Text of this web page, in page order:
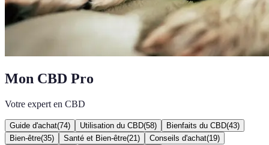
Mon CBD Pro
Votre expert en CBD
Guide d'achat(74) Utilisation du CBD(58) Bienfaits du CBD(43)
Bien-être(35) Santé et Bien-être(21 ) Conseils d'achat(19)